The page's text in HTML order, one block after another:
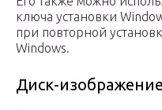
ключа установки
при повторной
Windows.
Диск-